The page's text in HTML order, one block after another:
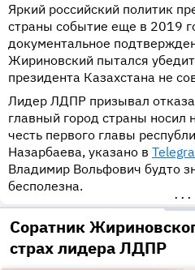
Яркий российский политик
страны событие еще в 2019
документальное
Жириновский пытался
президента Казахстана не
Лидер ЛДПР призывал
главный город страны носил
честь первого главы
Назарбаева, указано в
Владимир Вольфович будто
бесполезна.
•••
Соратник
страх лидера ЛДПР